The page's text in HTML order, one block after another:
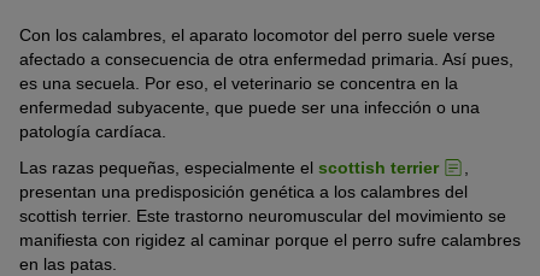
Con los calambres, el aparato locomotor del perro suele verse
afectado a consecuencia de otra enfermedad primaria. Así pues,
es una secuela. Por eso, el veterinario se concentra en la
enfermedad subyacente, que puede ser una infección o una
patología cardíaca.
Las razas pequeñas, especialmente el scottish terrier
,
presentan una predisposición genética a los calambres del
scottish terrier. Este trastorno neuromuscular del movimiento se
manifiesta con rigidez al caminar porque el perro sufre calambres
en las patas.